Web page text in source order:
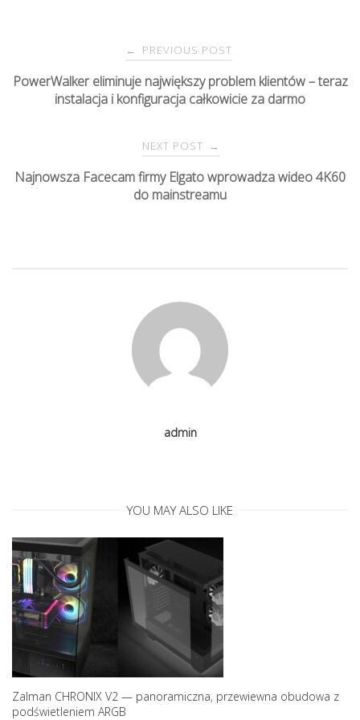
P
o
n
← PREVIOUS POST
PowerWalker eliminuje największy problem klientów – teraz
instalacja i konfiguracja całkowicie za darmo
NEXT POST →
Najnowsza Facecam firmy Elgato wprowadza wideo 4K60
do mainstreamu
admin
YOU MAY ALSO LIKE
Zalman CHRONIX V2 — panoramiczna, przewiewna obudowa z
podświetleniem ARGB